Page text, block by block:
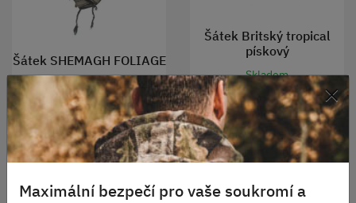
Šátek SHEMAGH FOLIAGE
Skladem
210 Kč
Šátek Britský tropical
pískový
Skladem
60 Kč
DO KOŠÍKU
×
Maximální bezpečí pro vaše soukromí a